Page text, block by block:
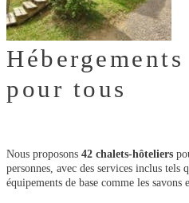
pour tous
Nous proposons 42 chalets-hôteliers
personnes, avec des services inclus tels
équipements de base comme les savons